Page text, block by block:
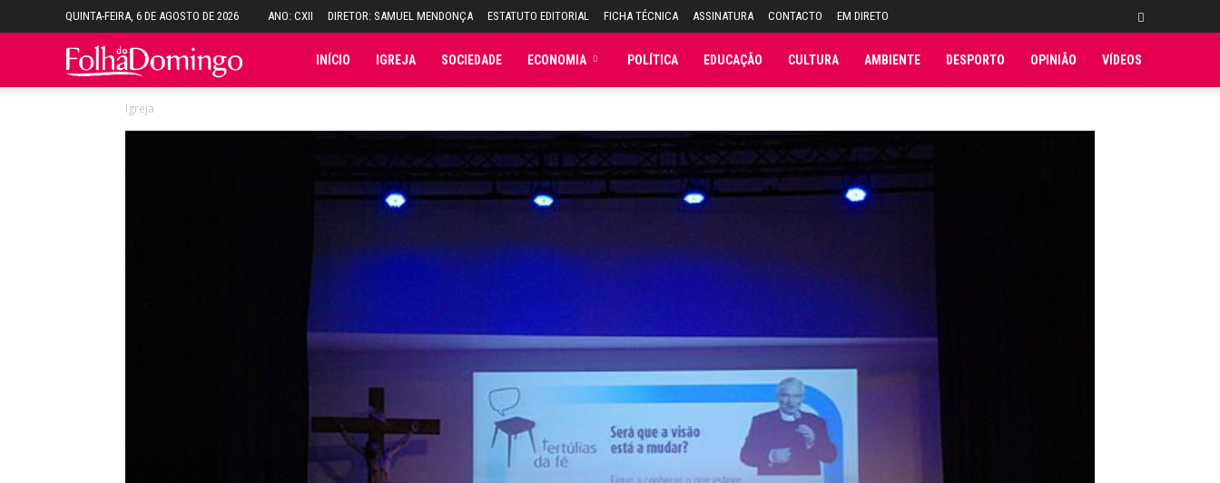
QUINTA-FEIRA, 6 DE AGOSTO DE 2026 ANO: CXII DIRETOR: SAMUEL MENDONÇA ESTATUTO EDITORIAL FICHA TÉCNICA ASSINATURA CONTACTO EM DIRETO
Folha INÍCIO IGREJA SOCIEDADE ECONOMIA POLÍTICA EDUCAÇÃO CULTURA AMBIENTE DESPORTO OPINIÃO VÍDEOS
Igreja